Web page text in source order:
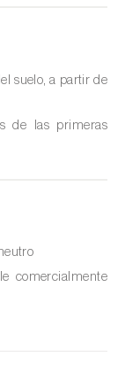
suelo, a partir de
de las primeras
comercialmente